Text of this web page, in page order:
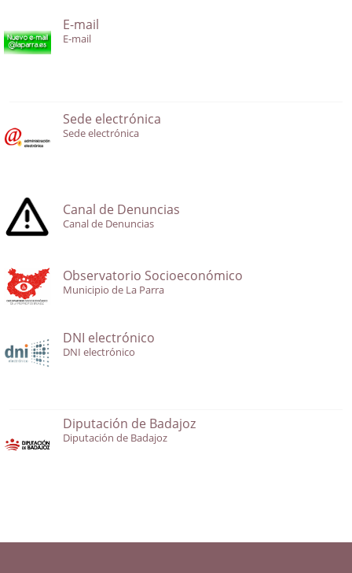
E-mail
E-mail
Sede electrónica
Sede electrónica
Canal de Denuncias
Canal de Denuncias
Observatorio Socioeconómico
Municipio de La Parra
DNI electrónico
DNI electrónico
Diputación de Badajoz
Diputación de Badajoz